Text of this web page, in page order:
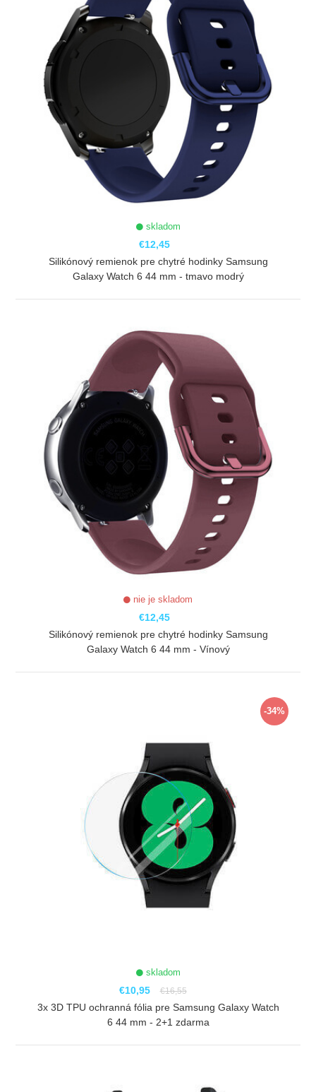
skladom
€12,45
Silikónový remienok pre chytré hodinky Samsung
Galaxy Watch 6 44 mm - tmavo modrý
nie je skladom
€12,45
Silikónový remienok pre chytré hodinky Samsung
Galaxy Watch 6 44 mm - Vínový
-34%
skladom
€10,95 €16,55
3x 3D TPU ochranná fólia pre Samsung Galaxy Watch
6 44 mm - 2+1 zdarma